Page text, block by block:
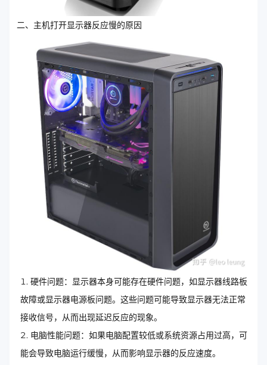
二、主机打开显示器反应慢的原因
硬件问题：显示器本身可能存在硬件问题，如显示器线路板
故障或显示器电源板问题。这些问题可能导致显示器无法正常
接收信号，从而出现延迟反应的现象。
电脑性能问题：如果电脑配置较低或系统资源占用过高，可
能会导致电脑运行缓慢，从而影响显示器的反应速度。